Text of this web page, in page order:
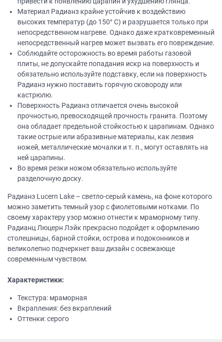
Материал Радианз крайне устойчив к воздействию
высоких температур (до 150° C) и разрушается только при
непосредственном нагреве. Однако даже кратковременный
непосредственный нагрев может вызвать его повреждение.
Соблюдайте осторожность во время работы газовой
плиты, не допускайте попадания искр на поверхность и
обязательно используйте подставку, если на поверхность
Радианз нужно поставить горячую сковороду или
кастрюлю.
Поверхность Радианз отличается очень высокой
прочностью, превосходящей прочность гранита. Поэтому
она обладает предельной стойкостью к царапинам. Однако
такие острые или абразивные материалы, как лезвия
ножей, металлические мочалки и т. п., могут оставлять на
ней царапины.
Во время резки ножом обязательно используйте
разделочную доску.
Радианз Lucern Lake – светло-серый камень, на фоне которого
можно заметить темный узор с фиолетовыми нотками. По
своему характеру узор можно отнести к мраморному типу.
Радианц Люцерн Лэйк прекрасно подойдет к оформлению
столешницы, барной стойки, острова и подоконников и
великолепно подчеркнет ваш дизайн с освежающе
современным чувством.
Характеристики:
Текстура: мраморная
Вкрапления: без вкраплений
Оттенки: серого